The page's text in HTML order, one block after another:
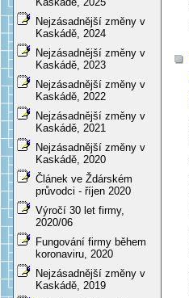
Nejzásadnější změny v
Kaskádě, 2024
Nejzásadnější změny v
Kaskádě, 2023
Nejzásadnější změny v
Kaskádě, 2022
Nejzásadnější změny v
Kaskádě, 2021
Nejzásadnější změny v
Kaskádě, 2020
Článek ve Ždárském
průvodci - říjen 2020
Výročí 30 let firmy,
2020/06
Fungování firmy během
koronaviru, 2020
Nejzásadnější změny v
Kaskádě, 2019